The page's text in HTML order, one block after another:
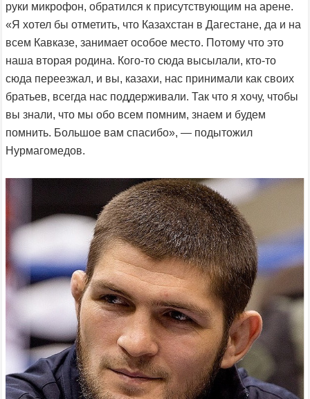
руки микрофон, обратился к присутствующим на арене.
«Я хотел бы отметить, что Казахстан в Дагестане, да и на
всем Кавказе, занимает особое место. Потому что это
наша вторая родина. Кого-то сюда высылали, кто-то
сюда переезжал, и вы, казахи, нас принимали как своих
братьев, всегда нас поддерживали. Так что я хочу, чтобы
вы знали, что мы обо всем помним, знаем и будем
помнить. Большое вам спасибо», — подытожил
Нурмагомедов.